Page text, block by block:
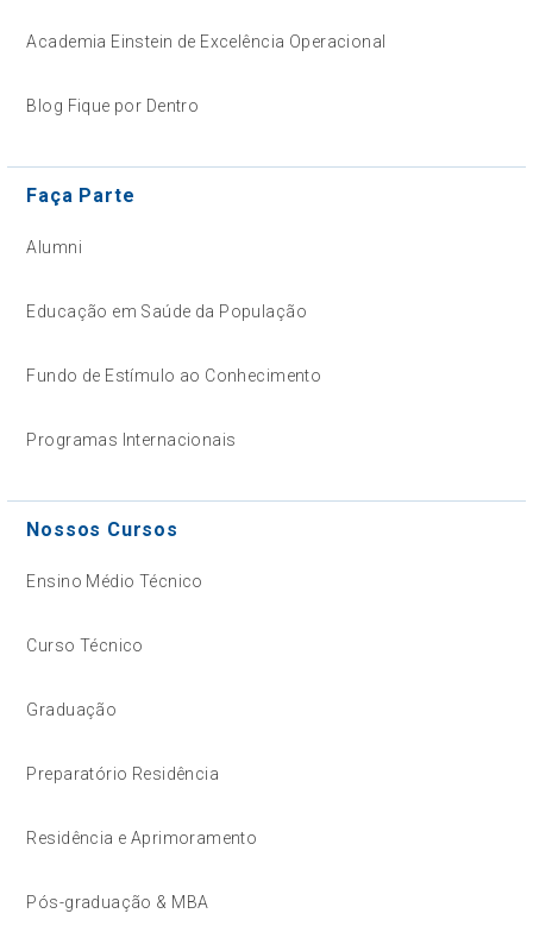
Academia Einstein de Excelência Operacional
Blog Fique por Dentro
Faça Parte
Alumni
Educação em Saúde da População
Fundo de Estímulo ao Conhecimento
Programas Internacionais
Nossos Cursos
Ensino Médio Técnico
Curso Técnico
Graduação
Preparatório Residência
Residência e Aprimoramento
Pós-graduação & MBA